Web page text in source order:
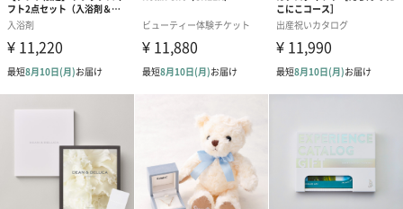
コットン巾着 【誕生
日】（グレー）M（550
コットン巾着 【誕生
日】（スモーキーピン
ク）M（550円）
コットン巾着
とう】 M（